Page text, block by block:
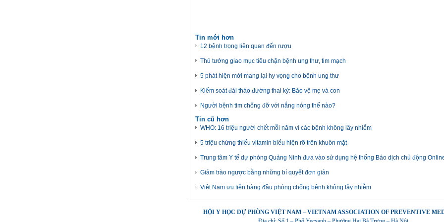
Tin mới hơn
12 bệnh trọng liên quan đến rượu
Thủ tướng giao mục tiêu chặn bệnh ung thư, tim mạch
5 phát hiện mới mang lại hy vọng cho bệnh ung thư
Kiểm soát đái tháo đường thai kỳ: Bảo vệ mẹ và con
Người bệnh tim chống đỡ với nắng nóng thế nào?
Tin cũ hơn
WHO: 16 triệu người chết mỗi năm vì các bệnh không lây nhiễm
5 triệu chứng thiếu vitamin biểu hiện rõ trên khuôn mặt
Trung tâm Y tế dự phòng Quảng Ninh đưa vào sử dụng hệ thống Báo dịch chủ động
Giảm trào ngược bằng những bí quyết đơn giản
Việt Nam ưu tiên hàng đầu phòng chống bệnh không lây nhiễm
HỘI Y HỌC DỰ PHÒNG VIỆT NAM – VIETNAM ASSOCIATION OF PREVENTIVE